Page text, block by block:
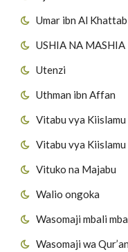
Umar ibn Al Khattab
USHIA NA MASHIA
Utenzi
Uthman ibn Affan
Vitabu vya Kiislamu
Vitabu vya Kiislamu
Vituko na Majabu
Walio ongoka
Wasomaji mbali
Wasomaji wa